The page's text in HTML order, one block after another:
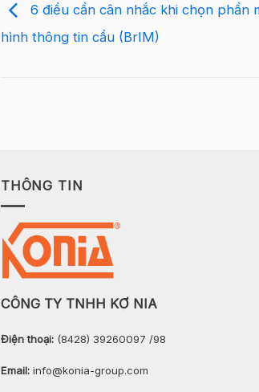
6 điều cần cân nhắc khi chọn phần
hình thông tin cầu (BrIM)
THÔNG TIN
CÔNG TY TNHH KƠ NIA
Điện thoại: (8428) 39260097 /98
Email: info@konia-group.com